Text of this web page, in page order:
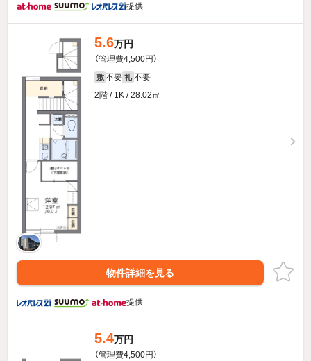
提供
5.6万円
（管理費4,500円）
敷 不要 礼 不要
2階 / 1K / 28.02㎡
物件詳細を見る
提供
5.4万円
（管理費4,500円）